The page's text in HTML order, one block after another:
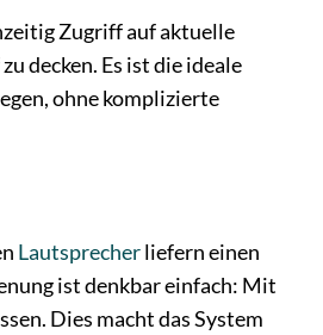
Zugriff auf aktuelle
decken. Es ist die ideale
ohne komplizierte
Lautsprecherliefern einen
ist denkbar einfach: Mit
Dies macht das System